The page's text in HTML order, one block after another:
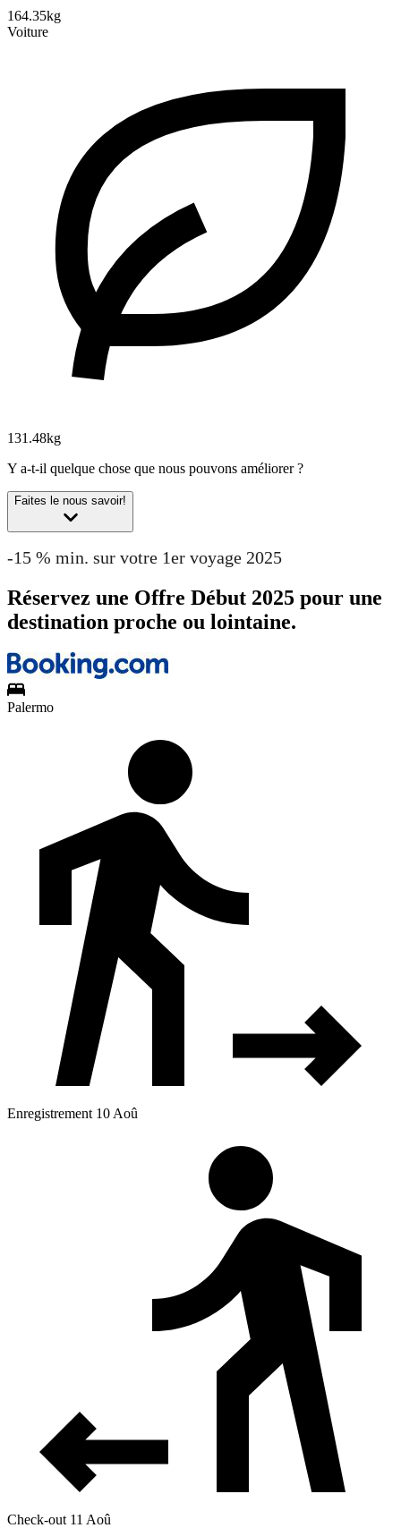
164.35kg
Voiture
131.48kg
Y a-t-il quelque chose que nous pouvons améliorer ?
Faites le nous savoir!
-15 % min. sur votre 1er voyage 2025
Réservez une Offre Début 2025 pour une
destination proche ou lointaine.
Palermo
Enregistrement 10 Aoû
Check-out 11 Aoû